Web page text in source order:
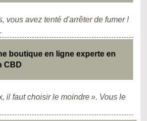
vous avez tenté d'arrêter de fumer !
boutique en ligne experte en
CBD
il faut choisir le moindre ». Vous le